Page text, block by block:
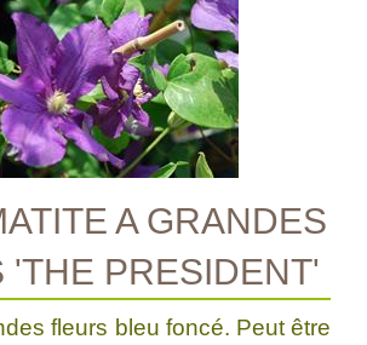
A GRANDES
'THE PRESIDENT'
fleurs bleu foncé. Peut être